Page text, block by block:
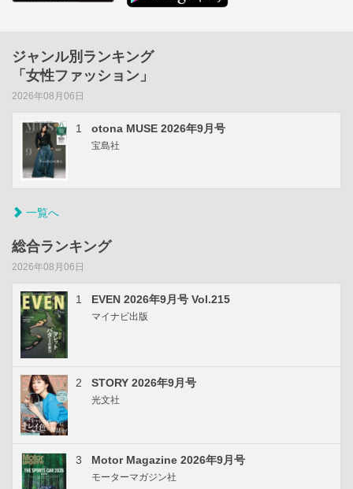
ジャンル別ランキング
「女性ファッション」
2026年08月06日
1 otona MUSE 2026年9月号
宝島社
一覧へ
総合ランキング
2026年08月06日
1 EVEN 2026年9月号 Vol.215
マイナビ出版
2 STORY 2026年9月号
光文社
3 Motor Magazine 2026年9月号
モーターマガジン社